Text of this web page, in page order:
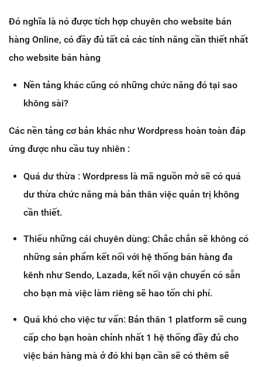
Đó nghĩa là nó được tích hợp chuyên cho website bán
hàng Online, có đầy đủ tất cả các tính năng cần thiết nhất
cho website bán hàng
Nền tảng khác cũng có những chức năng đó tại sao
không sài?
Các nền tảng cơ bản khác như Wordpress hoàn toàn đáp
ứng được nhu cầu tuy nhiên :
Quá dư thừa : Wordpress là mã nguồn mở sẽ có quá
dư thừa chức năng mà bản thân việc quản trị không
cần thiết.
Thiếu những cái chuyên dùng: Chắc chắn sẽ không có
những sản phẩm kết nối với hệ thống bán hàng đa
kênh như Sendo, Lazada, kết nối vận chuyển có sẵn
cho bạn mà việc làm riêng sẽ hao tốn chi phí.
Quá khó cho việc tư vấn: Bản thân 1 platform sẽ cung
cấp cho bạn hoàn chỉnh nhất 1 hệ thống đầy đủ cho
việc bán hàng mà ở đó khi bạn cần sẽ có thêm sẽ